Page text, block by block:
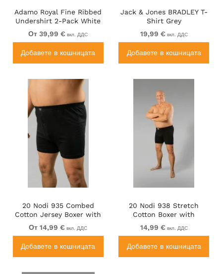
Adamo Royal Fine Ribbed
Undershirt 2-Pack White
От 39,99 € вкл. ДДС
Добавете в кошницата
Jack & Jones BRADLEY T-
Shirt Grey
19,99 € вкл. ДДС
Добавете в кошницата
20 Nodi 935 Combed
Cotton Jersey Boxer with
Front Button Fly Black
От 14,99 € вкл. ДДС
Добавете в кошницата
20 Nodi 938 Stretch
Cotton Boxer with
Embroidered Long Leg
Black
14,99 € вкл. ДДС
Добавете в кошницата